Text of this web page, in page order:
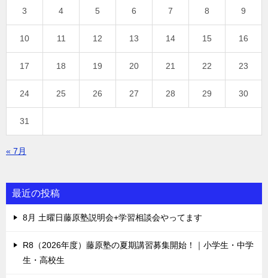
3 4 5 6 7 8 9
10 11 12 13 14 15 16
17 18 19 20 21 22 23
24 25 26 27 28 29 30
31
« 7月
最近の投稿
8月 土曜日藤原塾説明会+学習相談会やってます
R8（2026年度）藤原塾の夏期講習募集開始！｜小学生・中学
生・高校生